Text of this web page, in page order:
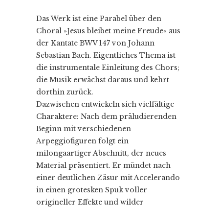
Das Werk ist eine Parabel über den
Choral »Jesus bleibet meine Freude« aus
der Kantate BWV 147 von Johann
Sebastian Bach. Eigentliches Thema ist
die instrumentale Einleitung des Chors;
die Musik erwächst daraus und kehrt
dorthin zurück.
Dazwischen entwickeln sich vielfältige
Charaktere: Nach dem präludierenden
Beginn mit verschiedenen
Arpeggiofiguren folgt ein
milongaartiger Abschnitt, der neues
Material präsentiert. Er mündet nach
einer deutlichen Zäsur mit Accelerando
in einen grotesken Spuk voller
origineller Effekte und wilder